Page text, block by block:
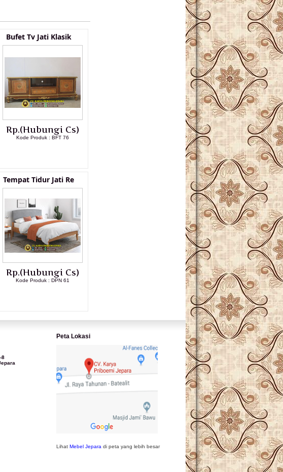
Bufet Tv Jati Klasik
Rp.(Hubungi Cs)
Kode Produk : BFT 76
Tempat Tidur Jati Re
Rp.(Hubungi Cs)
Kode Produk : DPN 61
8
Peta Lokasi
Lihat Mebel Jepara di peta yang lebih besar